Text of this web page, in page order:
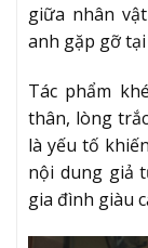
giữa nhân
anh gặp gỡ
Tác phẩm
thân, lòng
là yếu tố
nội dung giả
gia đình giàu